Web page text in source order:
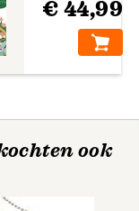
€ 44,99
ook